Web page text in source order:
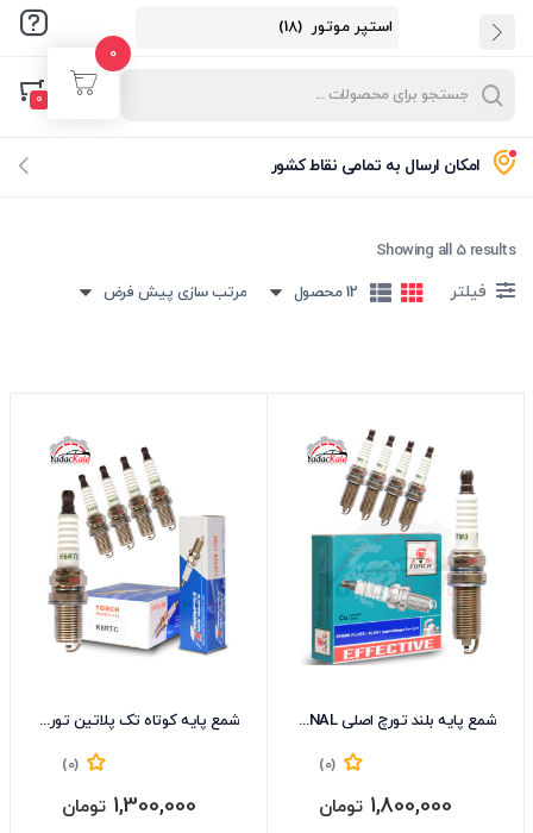
0
امکان ارسال به تمامی نقاط کشور
نام کاربری و پسورد خود را برای ورود، وارد کنید.
Showing all 5 results
فیلتر 12 محصول مرتب سازی پیش فرض
شمع پایه بلند تورچ اصلی K6RTM3-ORIGINAL
(0)
1,800,000 تومان
شمع پایه کوتاه تک پلاتین تورچ اصل جعبه 10 تایی K6RTC
(0)
1,300,000 تومان
0